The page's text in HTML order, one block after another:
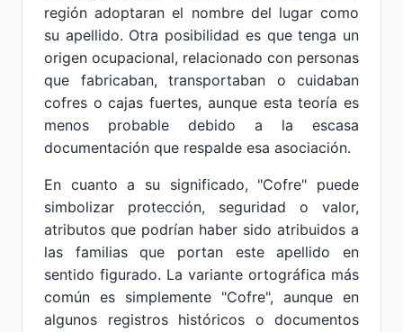
región adoptaran el nombre del lugar como
su apellido. Otra posibilidad es que tenga un
origen ocupacional, relacionado con personas
que fabricaban, transportaban o cuidaban
cofres o cajas fuertes, aunque esta teoría es
menos probable debido a la escasa
documentación que respalde esa asociación.
En cuanto a su significado, "Cofre" puede
simbolizar protección, seguridad o valor,
atributos que podrían haber sido atribuidos a
las familias que portan este apellido en
sentido figurado. La variante ortográfica más
común es simplemente "Cofre", aunque en
algunos registros históricos o documentos